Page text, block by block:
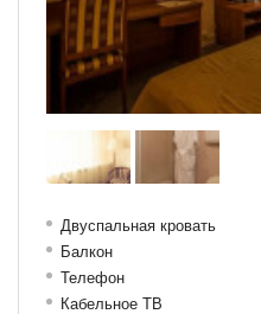
Двуспальная кровать
Балкон
Телефон
Кабельное ТВ